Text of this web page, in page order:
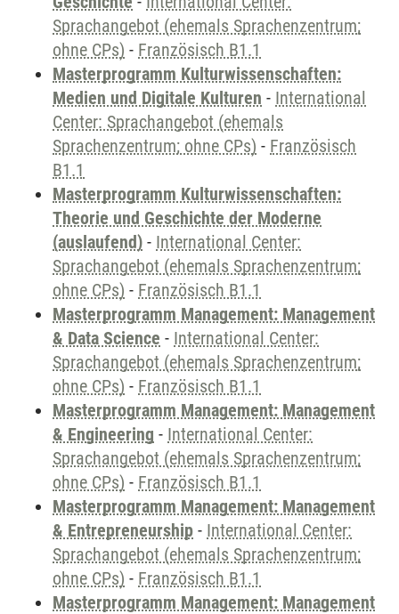
Sprachangebot (ehemals Sprachenzentrum;
ohne CPs) - Französisch B1.1
Masterprogramm Kulturwissenschaften:
Medien und Digitale Kulturen - International
Center: Sprachangebot (ehemals
Sprachenzentrum; ohne CPs) - Französisch
B1.1
Masterprogramm Kulturwissenschaften:
Theorie und Geschichte der Moderne
(auslaufend) - International Center:
Sprachangebot (ehemals Sprachenzentrum;
ohne CPs) - Französisch B1.1
Masterprogramm Management: Management
& Data Science - International Center:
Sprachangebot (ehemals Sprachenzentrum;
ohne CPs) - Französisch B1.1
Masterprogramm Management: Management
& Engineering - International Center:
Sprachangebot (ehemals Sprachenzentrum;
ohne CPs) - Französisch B1.1
Masterprogramm Management: Management
& Entrepreneurship - International Center:
Sprachangebot (ehemals Sprachenzentrum;
ohne CPs) - Französisch B1.1
Masterprogramm Management: Management